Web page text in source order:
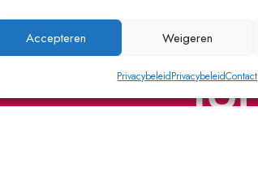
Accepteren Weigeren
PrivacybeleidPrivacybeleidContact